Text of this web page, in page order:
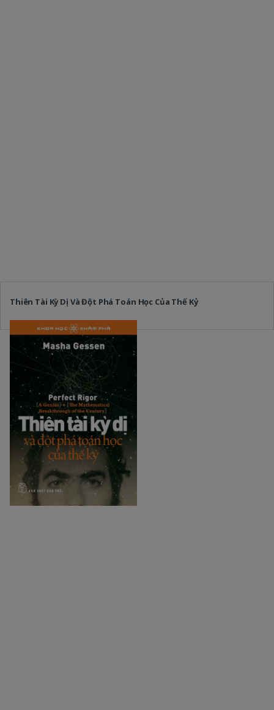
Thiên Tài Kỳ Dị Và Đột Phá Toán Học Của Thế Kỷ